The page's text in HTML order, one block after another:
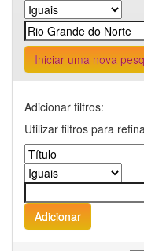
Iniciar uma nova
Adicionar filtros:
Utilizar filtros para